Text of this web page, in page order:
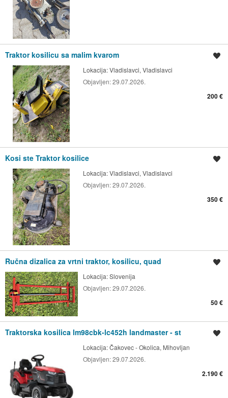
Traktor kosilicu sa malim kvarom
Lokacija:Vladislavci, Vladislavci
Objavljen:29.07.2026.
200 €
Kosi ste Traktor kosilice
Lokacija:Vladislavci, Vladislavci
Objavljen:29.07.2026.
350 €
Ručna dizalica za vrtni traktor, kosilicu, quad
Lokacija:Slovenija
Objavljen:29.07.2026.
50 €
Traktorska kosilica lm98cbk-lc452h landmaster - st
Lokacija:Čakovec - Okolica, Mihovljan
Objavljen:29.07.2026.
2.190 €